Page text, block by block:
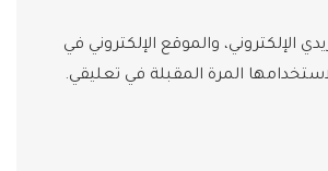
الإلكتروني، والموقع الإلكتروني في
المرة المقبلة في تعليقي.